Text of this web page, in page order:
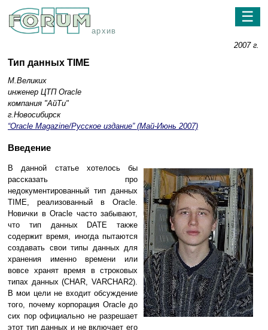
архив
☰
2007 г.
Тип данных TIME
М.Великих
инженер ЦТП Oracle
компания "АйТи"
г.Новосибирск
“Oracle Magazine/Русское издание” (Май-Июнь 2007)
Введение
В данной статье хотелось бы
рассказать про
недокументированный тип данных
TIME, реализованный в Oracle.
Новички в Oracle часто забывают,
что тип данных DATE также
содержит время, иногда пытаются
создавать свои типы данных для
хранения именно времени или
вовсе хранят время в строковых
типах данных (CHAR, VARCHAR2).
В мои цели не входит обсуждение
того, почему корпорация Oracle до
сих пор официально не разрешает
этот тип данных и не включает его